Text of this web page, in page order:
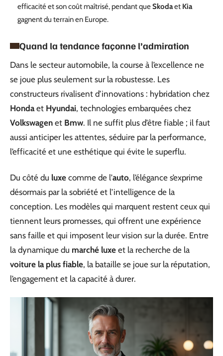
efficacité et son coût maîtrisé, pendant queSkodaet Kia
gagnent du terrain en Europe.
Quand la tendance façonne l’admiration
Dans le secteur automobile, la course à l’excellence ne
se joue plus seulement sur la robustesse. Les
constructeurs rivalisent d’innovations : hybridation chez
Hondaet Hyundai, technologies embarquées chez
Volkswagen et Bmw. Il ne suffit plus d’être fiable ; il faut
aussi anticiper les attentes, séduire par la performance,
l’efficacité et une esthétique qui évite le superflu.
Du côté du luxe comme de l’auto, l’élégance s’exprime
désormais par la sobriété et l’intelligence de la
conception. Les modèles qui marquent restent ceux qui
tiennent leurs promesses, qui offrent une expérience
sans faille et qui imposent leur vision sur la durée. Entre
la dynamique du marché luxe et la recherche de la
voiture la plus fiable, la bataille se joue sur la réputation,
l’engagement et la capacité à durer.